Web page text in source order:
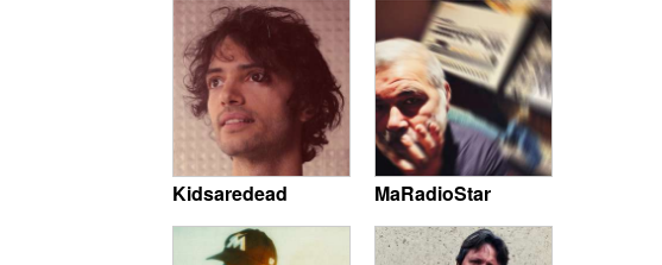
Kidsaredead MaRadioStar